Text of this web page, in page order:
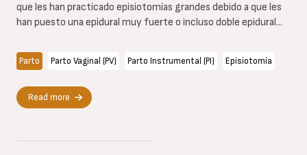
que les han practicado episiotomías grandes debido a que les
han puesto una epidural muy fuerte o incluso doble epidural...
Parto Parto Vaginal (PV) Parto Instrumental (PI) Episiotomía
Read more